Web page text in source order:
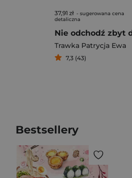
37,91 zł - sugerowana cena
detaliczna
Trawka Patrycja Ewa
7,3 (43)
Bestsellery